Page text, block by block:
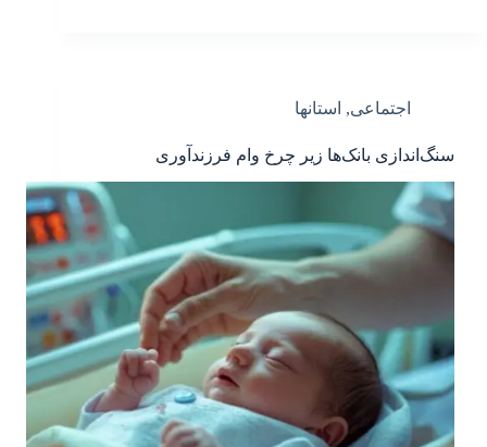
اجتماعی, استانها
سنگ‌اندازی بانک‌ها زیر چرخ وام فرزندآوری